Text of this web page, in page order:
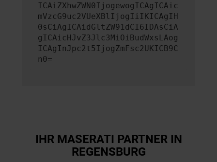
ICAiZXhwZWN0IjogewogICAgICAic
mVzcG9uc2VUeXBlIjogIiIKICAgIH
0sCiAgICAidGltZW91dCI6IDAsCiA
gICAicHJvZ3Jlc3MiOiBudWxsLAog
ICAgInJpc2t5IjogZmFsc2UKICB9C
n0=
IHR MASERATI PARTNER IN
REGENSBURG